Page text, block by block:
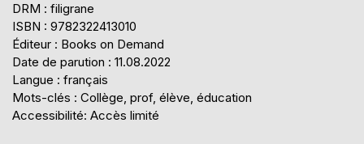
DRM : filigrane
ISBN : 9782322413010
Éditeur : Books on Demand
Date de parution : 11.08.2022
Langue : français
Mots-clés : Collège, prof, élève, éducation
Accessibilité: Accès limité